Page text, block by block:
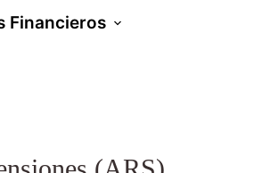
Financieros